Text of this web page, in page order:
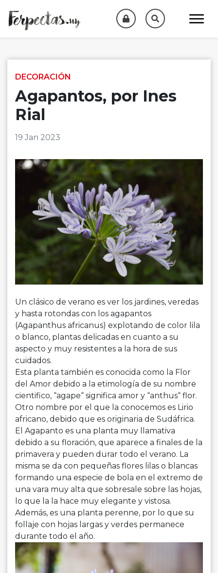
DECORACIÓN
Agapantos, por Ines
Rial
19 Jan 2023
Un clásico de verano es ver los jardines, veredas
y hasta rotondas con los agapantos
(Agapanthus africanus) explotando de color lila
o blanco, plantas delicadas en cuanto a su
aspecto y muy resistentes a la hora de sus
cuidados.
Esta planta también es conocida como la Flor
del Amor debido a la etimología de su nombre
cientifico, “agape“ significa amor y “anthus“ flor.
Otro nombre por el que la conocemos es Lirio
africano, debido que es originaria de Sudáfrica.
El Agapanto es una planta muy llamativa
debido a su floración, que aparece a finales de la
primavera y pueden durar todo el verano. La
misma se da con pequeñas flores lilas o blancas
formando una especie de bola en el extremo de
una vara muy alta que sobresale sobre las hojas,
lo que la la hace muy elegante y vistosa.
Además, es una planta perenne, por lo que su
follaje con hojas largas y verdes permanece
durante todo el año.